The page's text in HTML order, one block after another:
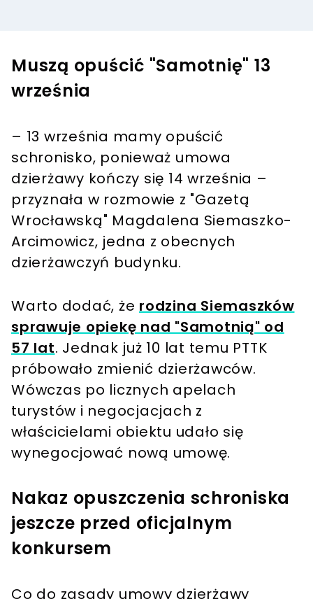
Muszą opuścić "Samotnię" 13
września
– 13 września mamy opuścić
schronisko, ponieważ umowa
dzierżawy kończy się 14 września –
przyznała w rozmowie z "Gazetą
Wrocławską" Magdalena Siemaszko-
Arcimowicz, jedna z obecnych
dzierżawczyń budynku.
Warto dodać, że rodzina Siemaszków
sprawuje opiekę nad "Samotnią" od
57 lat. Jednak już 10 lat temu PTTK
próbowało zmienić dzierżawców.
Wówczas po licznych apelach
turystów i negocjacjach z
właścicielami obiektu udało się
wynegocjować nową umowę.
Nakaz opuszczenia schroniska
jeszcze przed oficjalnym
konkursem
Co do zasady umowy dzierżawy